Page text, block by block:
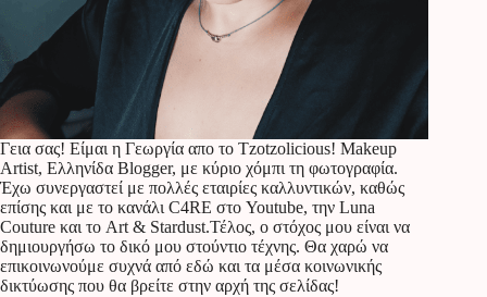
Γεια σας! Είμαι η Γεωργία απο το Tzotzolicious! Makeup
Artist, Ελληνίδα Blogger, με κύριο χόμπι τη φωτογραφία.
Έχω συνεργαστεί με πολλές εταιρίες καλλυντικών, καθώς
επίσης και με το κανάλι C4RE στο Youtube, την Luna
Couture και το Art & Stardust.Τέλος, ο στόχος μου είναι να
δημιουργήσω το δικό μου στούντιο τέχνης. Θα χαρώ να
επικοινωνούμε συχνά από εδώ και τα μέσα κοινωνικής
δικτύωσης που θα βρείτε στην αρχή της σελίδας!